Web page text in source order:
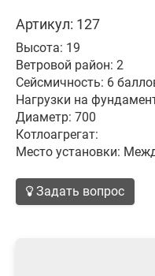
Артикул: 127
Высота: 19
Ветровой район: 2
Сейсмичность: 6
Нагрузки на
Диаметр: 700
Котлоагрегат:
Место установки:
Задать вопрос